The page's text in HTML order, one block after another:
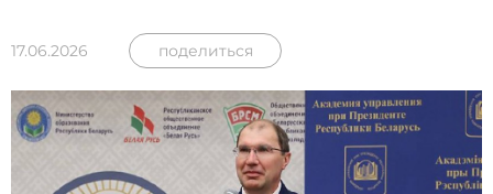
17.06.2026 поделиться